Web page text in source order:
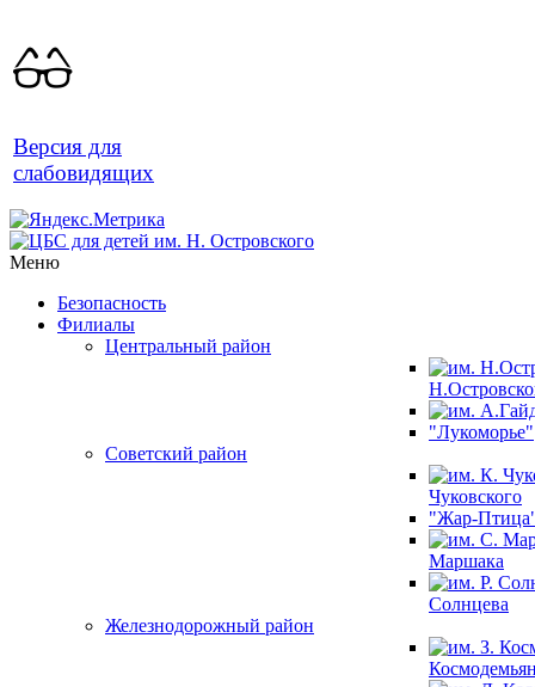
Версия для
слабовидящих
Меню
Безопасность
Филиалы
Центральный район
"Лукоморье"
Советский район
Чуковского
"Жар-
Маршака
Солнцева
Железнодорожный район